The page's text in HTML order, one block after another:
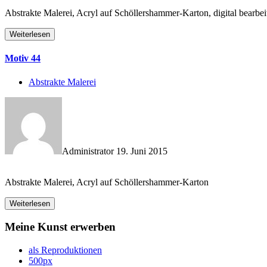
Abstrakte Malerei, Acryl auf Schöllershammer-Karton, digital
Weiterlesen
Motiv 44
Abstrakte Malerei
Administrator 19. Juni 2015
Abstrakte Malerei, Acryl auf Schöllershammer-Karton
Weiterlesen
Meine Kunst erwerben
als Reproduktionen
500px